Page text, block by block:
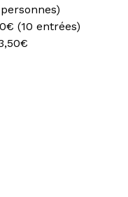
(10 entrées)